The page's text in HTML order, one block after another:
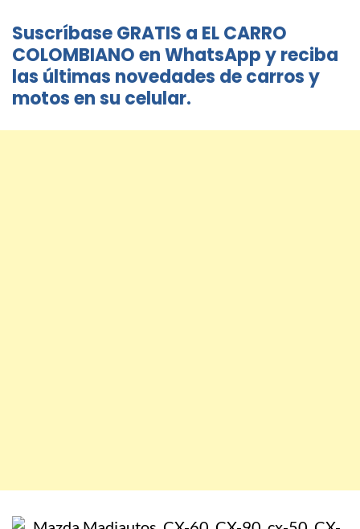
Suscríbase GRATIS a EL CARRO
COLOMBIANO en WhatsApp y reciba
las últimas novedades de carros y
motos en su celular.